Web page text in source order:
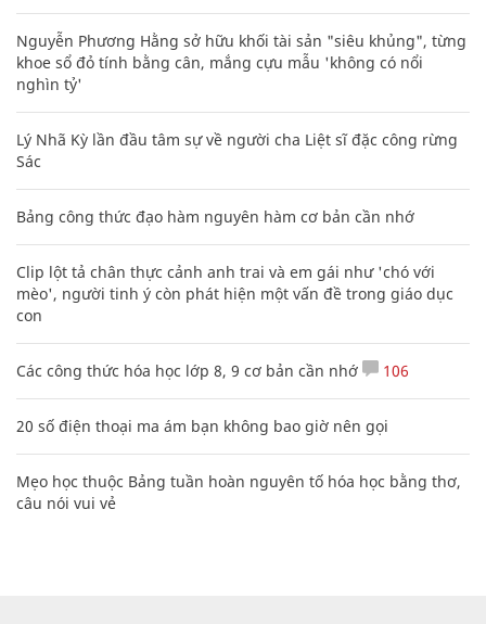
Nguyễn Phương Hằng sở hữu khối tài sản "siêu khủng", từng
khoe sổ đỏ tính bằng cân, mắng cựu mẫu 'không có nổi
nghìn tỷ'
Lý Nhã Kỳ lần đầu tâm sự về người cha Liệt sĩ đặc công rừng
Sác
Bảng công thức đạo hàm nguyên hàm cơ bản cần nhớ
Clip lột tả chân thực cảnh anh trai và em gái như 'chó với
mèo', người tinh ý còn phát hiện một vấn đề trong giáo dục
con
Các công thức hóa học lớp 8, 9 cơ bản cần nhớ 106
20 số điện thoại ma ám bạn không bao giờ nên gọi
Mẹo học thuộc Bảng tuần hoàn nguyên tố hóa học bằng thơ,
câu nói vui vẻ